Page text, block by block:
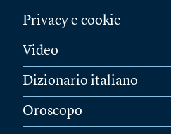
Privacy e cookie
Video
Dizionario italiano
Oroscopo